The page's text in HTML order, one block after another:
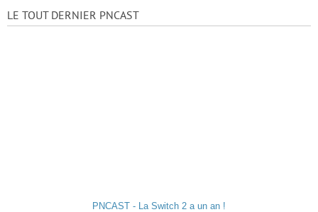
LE TOUT DERNIER PNCAST
PNCAST - La Switch 2 a un an !